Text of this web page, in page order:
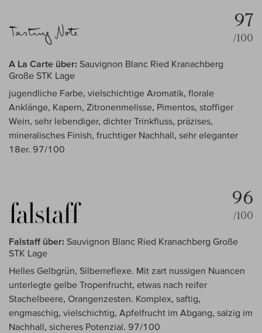
97
/100
A La Carte über: Sauvignon Blanc Ried Kranachberg
Große STK Lage
jugendliche Farbe, vielschichtige Aromatik, florale
Anklänge, Kapern, Zitronenmelisse, Pimentos, stoffiger
Wein, sehr lebendiger, dichter Trinkfluss, präzises,
mineralisches Finish, fruchtiger Nachhall, sehr eleganter
18er. 97/100
96
/100
Falstaff über: Sauvignon Blanc Ried Kranachberg Große
STK Lage
Helles Gelbgrün, Silberreflexe. Mit zart nussigen Nuancen
unterlegte gelbe Tropenfrucht, etwas nach reifer
Stachelbeere, Orangenzesten. Komplex, saftig,
engmaschig, vielschichtig, Apfelfrucht im Abgang, salzig im
Nachhall, sicheres Potenzial. 97/100